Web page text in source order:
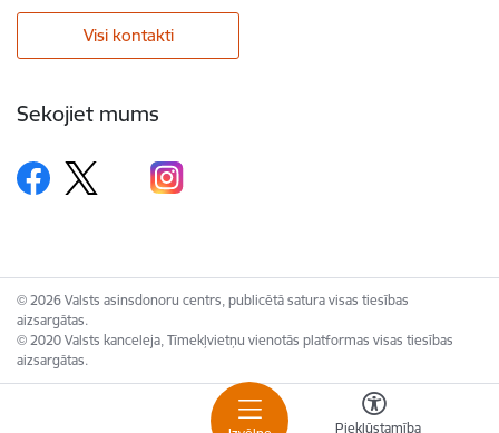
Piekļūstamība
Visi kontakti
Sekojiet mums
© 2026 Valsts asinsdonoru centrs, publicētā satura visas tiesības
aizsargātas.
© 2020 Valsts kanceleja, Tīmekļvietņu vienotās platformas visas tiesības
aizsargātas.